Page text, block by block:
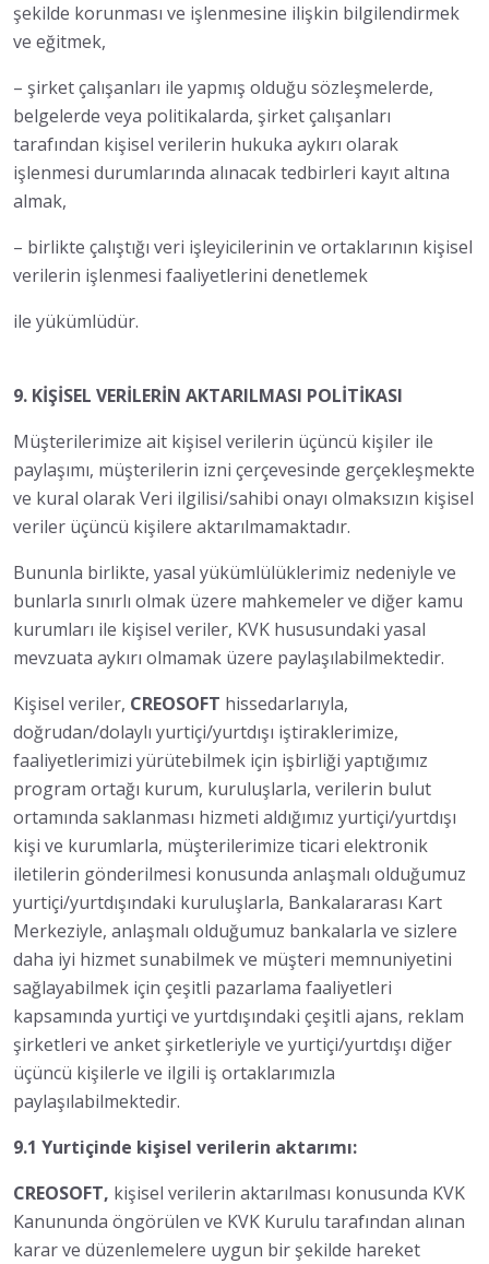
şekilde korunması ve işlenmesine ilişkin bilgilendirmek
ve eğitmek,
– şirket çalışanları ile yapmış olduğu sözleşmelerde,
belgelerde veya politikalarda, şirket çalışanları
tarafından kişisel verilerin hukuka aykırı olarak
işlenmesi durumlarında alınacak tedbirleri kayıt altına
almak,
– birlikte çalıştığı veri işleyicilerinin ve ortaklarının kişisel
verilerin işlenmesi faaliyetlerini denetlemek
ile yükümlüdür.
9. KİŞİSEL VERİLERİN AKTARILMASI POLİTİKASI
Müşterilerimize ait kişisel verilerin üçüncü kişiler ile
paylaşımı, müşterilerin izni çerçevesinde gerçekleşmekte
ve kural olarak Veri ilgilisi/sahibi onayı olmaksızın kişisel
veriler üçüncü kişilere aktarılmamaktadır.
Bununla birlikte, yasal yükümlülüklerimiz nedeniyle ve
bunlarla sınırlı olmak üzere mahkemeler ve diğer kamu
kurumları ile kişisel veriler, KVK hususundaki yasal
mevzuata aykırı olmamak üzere paylaşılabilmektedir.
Kişisel veriler, CREOSOFT hissedarlarıyla,
doğrudan/dolaylı yurtiçi/yurtdışı iştiraklerimize,
faaliyetlerimizi yürütebilmek için işbirliği yaptığımız
program ortağı kurum, kuruluşlarla, verilerin bulut
ortamında saklanması hizmeti aldığımız yurtiçi/yurtdışı
kişi ve kurumlarla, müşterilerimize ticari elektronik
iletilerin gönderilmesi konusunda anlaşmalı olduğumuz
yurtiçi/yurtdışındaki kuruluşlarla, Bankalararası Kart
Merkeziyle, anlaşmalı olduğumuz bankalarla ve sizlere
daha iyi hizmet sunabilmek ve müşteri memnuniyetini
sağlayabilmek için çeşitli pazarlama faaliyetleri
kapsamında yurtiçi ve yurtdışındaki çeşitli ajans, reklam
şirketleri ve anket şirketleriyle ve yurtiçi/yurtdışı diğer
üçüncü kişilerle ve ilgili iş ortaklarımızla
paylaşılabilmektedir.
9.1 Yurtiçinde kişisel verilerin aktarımı:
CREOSOFT, kişisel verilerin aktarılması konusunda KVK
Kanununda öngörülen ve KVK Kurulu tarafından alınan
karar ve düzenlemelere uygun bir şekilde hareket